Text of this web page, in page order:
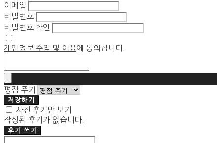
이메일
비밀번호
비밀번호 확인
개인정보 수집 및 이용에 동의합니다.
평점 주기
저장하기
사진 후기만 보기
작성된 후기가 없습니다.
후기 쓰기